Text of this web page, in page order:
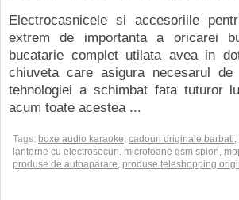
Electrocasnicele si accesoriile
extrem de importanta a oricarei
bucatarie complet utilata avea in
chiuveta care asigura necesarul
tehnologiei a schimbat fata tuturor
acum toate acestea ...
Tags: boxe audio karaoke, cadouri originale barbati,
lanterne cu electrosocuri, microfoane gsm spion,
produse de autoaparare, produse teleshopping